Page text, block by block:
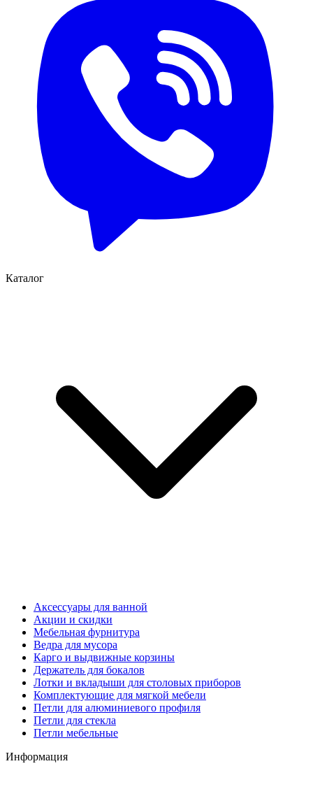
Каталог
Аксессуары для ванной
Акции и скидки
Мебельная фурнитура
Ведра для мусора
Карго и выдвижные корзины
Держатель для бокалов
Лотки и вкладыши для столовых приборов
Комплектующие для мягкой мебели
Петли для алюминиевого профиля
Петли для стекла
Петли мебельные
Информация